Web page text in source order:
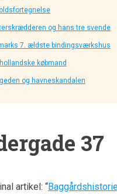
og hans tre svende
7. ældste bindingsværkshus
købmand
og havneskandalen
37
artikel: “